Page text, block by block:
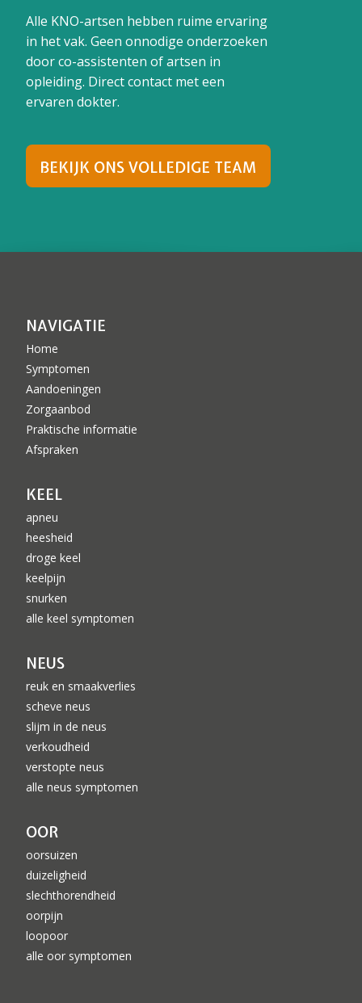
Alle KNO-artsen hebben ruime ervaring
in het vak. Geen onnodige onderzoeken
door co-assistenten of artsen in
opleiding. Direct contact met een
ervaren dokter.
BEKIJK ONS VOLLEDIGE TEAM
NAVIGATIE
Home
Symptomen
Aandoeningen
Zorgaanbod
Praktische informatie
Afspraken
KEEL
apneu
heesheid
droge keel
keelpijn
snurken
alle keel symptomen
NEUS
reuk en smaakverlies
scheve neus
slijm in de neus
verkoudheid
verstopte neus
alle neus symptomen
OOR
oorsuizen
duizeligheid
slechthorendheid
oorpijn
loopoor
alle oor symptomen